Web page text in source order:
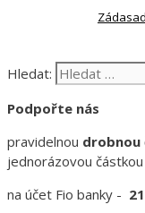
Hledat:
Podpořte nás
pravidelnou drobnou
jednorázovou částkou
na účet Fio banky -